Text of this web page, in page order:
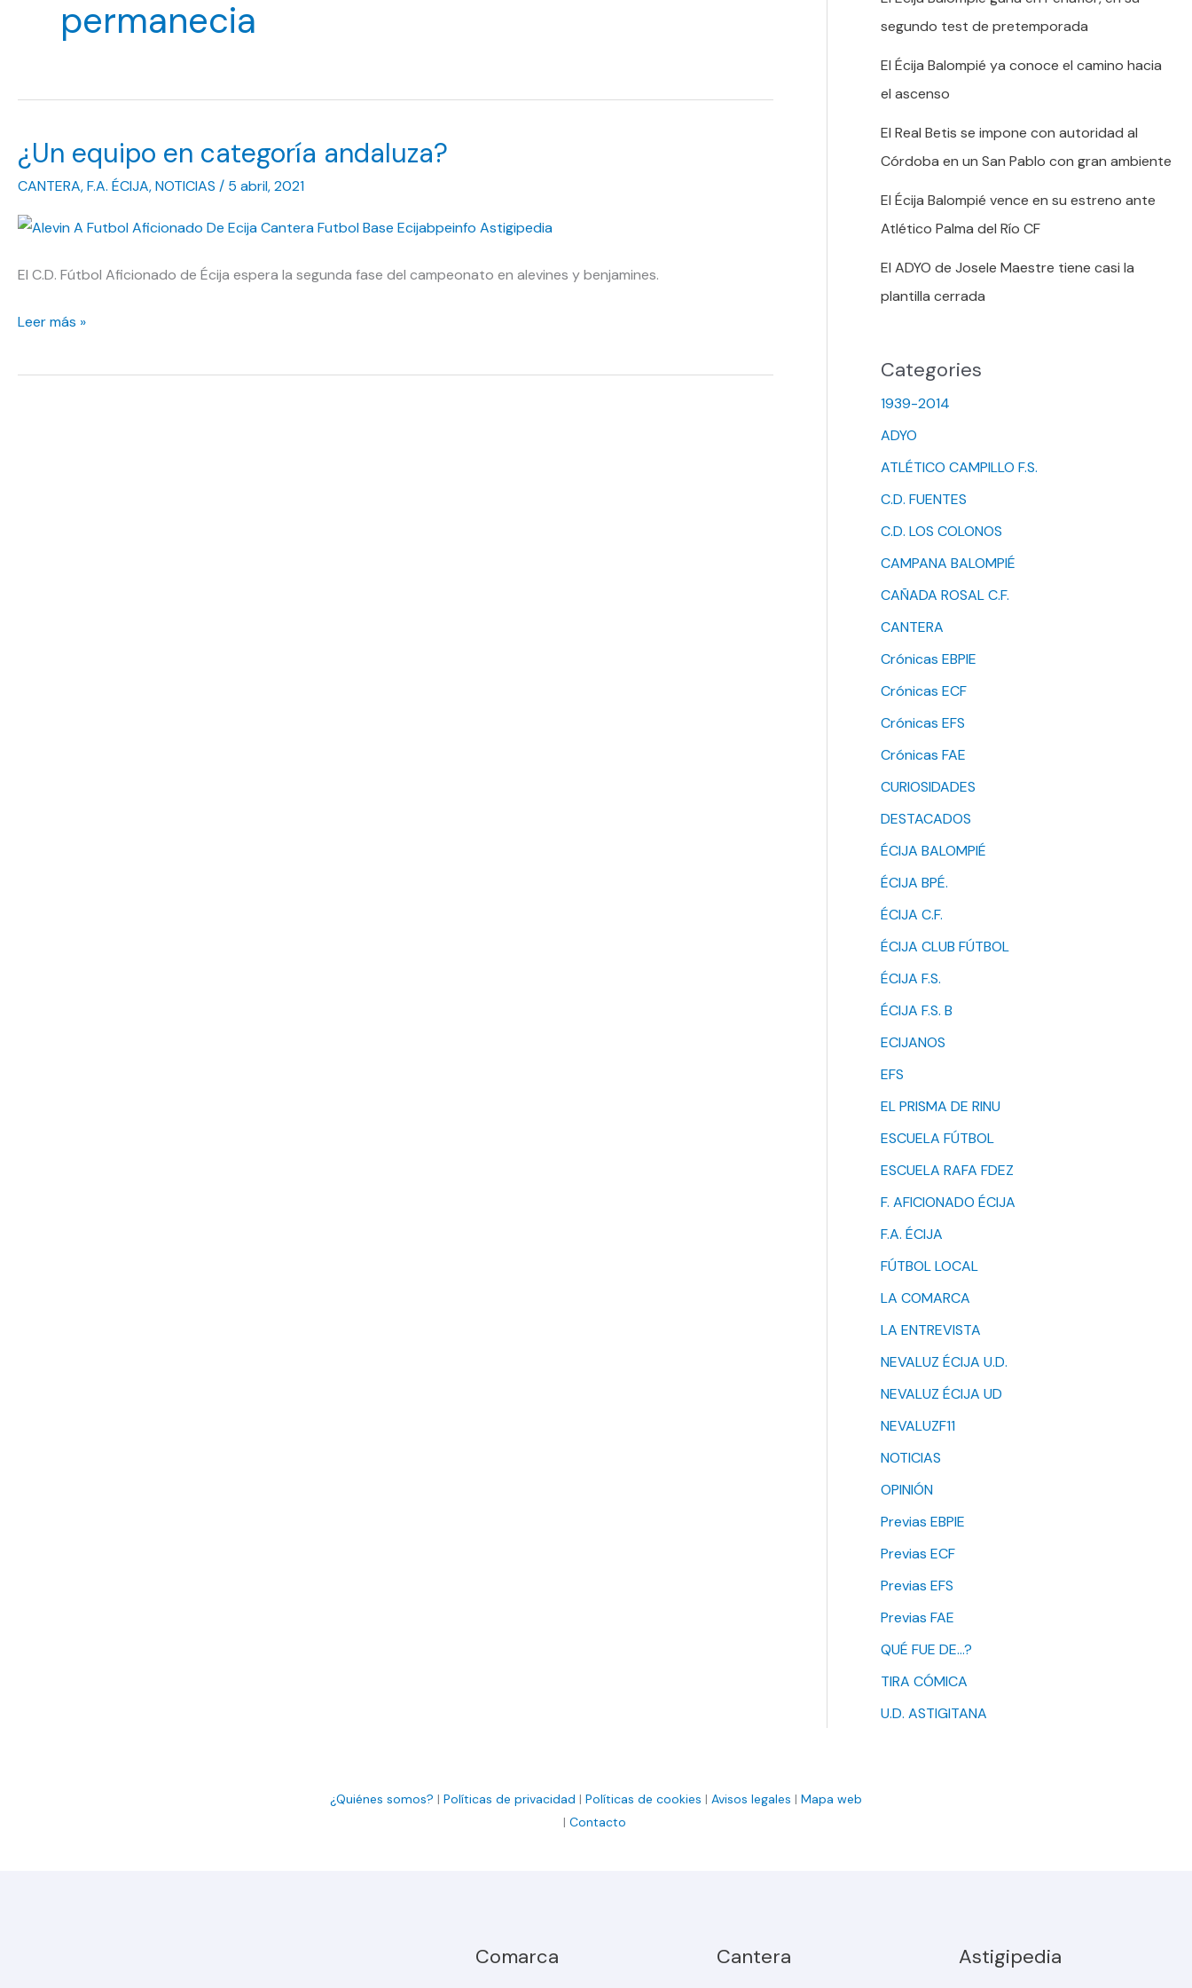
permanecia
¿Un equipo en categoría andaluza?
CANTERA,F.A. ÉCIJA,NOTICIAS / 5 abril, 2021
El C.D. Fútbol Aficionado de Écija espera la segunda fase del campeonato en alevines y benjamines.
¿Un
en
Leer más »
segundo test de pretemporada
El Écija Balompié ya conoce el camino hacia
el ascenso
El Real Betis se impone con autoridad al
Córdoba en un San Pablo con gran ambiente
El Écija Balompié vence en su estreno ante
Atlético Palma del Río CF
El ADYO de Josele Maestre tiene casi la
plantilla cerrada
Categories
1939-2014
ADYO
ATLÉTICO CAMPILLO F.S.
C.D. FUENTES
C.D. LOS COLONOS
CAMPANA BALOMPIÉ
CAÑADA ROSAL C.F.
CANTERA
Crónicas EBPIE
Crónicas ECF
Crónicas EFS
Crónicas FAE
CURIOSIDADES
DESTACADOS
ÉCIJA BALOMPIÉ
ÉCIJA BPÉ.
ÉCIJA C.F.
ÉCIJA CLUB FÚTBOL
ÉCIJA F.S.
ÉCIJA F.S. B
ECIJANOS
EFS
EL PRISMA DE RINU
ESCUELA FÚTBOL
ESCUELA RAFA FDEZ
F. AFICIONADO ÉCIJA
F.A. ÉCIJA
FÚTBOL LOCAL
LA COMARCA
LA ENTREVISTA
NEVALUZ ÉCIJA U.D.
NEVALUZ ÉCIJA UD
NEVALUZF11
NOTICIAS
OPINIÓN
Previas EBPIE
Previas ECF
Previas EFS
Previas FAE
QUÉ FUE DE…?
TIRA CÓMICA
U.D. ASTIGITANA
¿Quiénes somos? | Políticas de privacidad | Políticas de cookies | Avisos legales | Mapa web
| Contacto
Comarca Cantera Astigipedia